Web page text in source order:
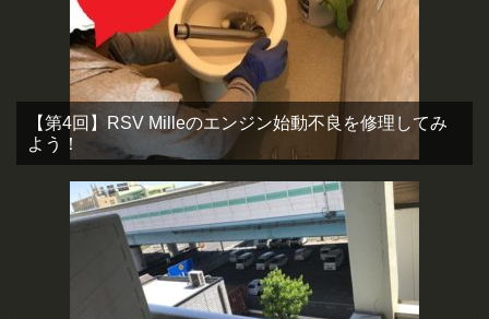
【第4回】RSV Milleのエンジン始動不良を修理してみ
よう！